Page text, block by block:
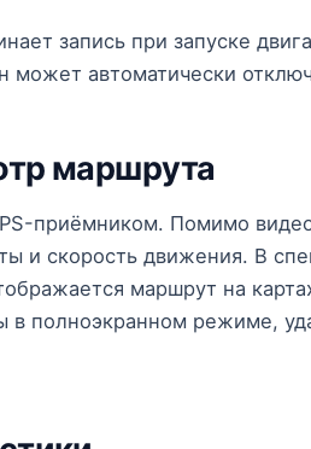
запись при запуске
может автоматически
маршрута
приёмником. Помимо
и скорость движения. В
маршрут на
в полноэкранном режиме,